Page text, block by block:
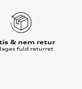
& nem retur
fuld returret